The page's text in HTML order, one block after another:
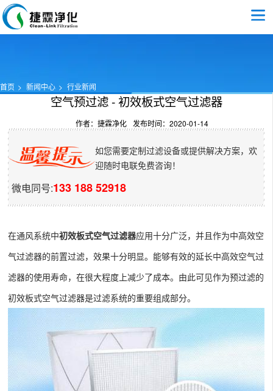
首页 新闻中心 行业新闻
空气预过滤 - 初效板式空气过滤器
作者：捷霖净化 发布时间：2020-01-14
如您需要定制过滤设备或提供解决方案，欢
迎随时电联免费咨询！
微电同号:133 188 52918
在通风系统中初效板式空气过滤器应用十分广泛，并且作为中高效空
气过滤器的前置过滤，效果十分明显。能够有效的延长中高效空气过
滤器的使用寿命，在很大程度上减少了成本。由此可见作为预过滤的
初效板式空气过滤器是过滤系统的重要组成部分。